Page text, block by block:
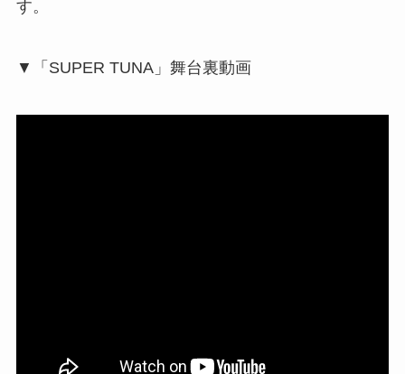
す。
▼「SUPER TUNA」舞台裏動画